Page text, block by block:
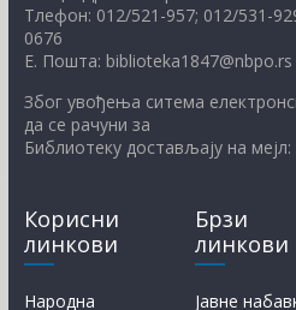
Тлефон: 012/521-957; 012/531-
0676
Е. Пошта: biblioteka1847@nbpo.rs
Због увођења ситема
да се рачуни за
Библиотеку достављају на
Корисни
линкови
Народна
Брзи
линкови
Јавне